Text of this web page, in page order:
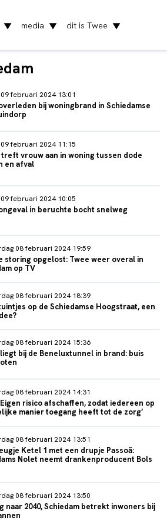
▼ media ▼ dit is Twee ▼
februari 2024 13:01
bij woningbrand in Schiedamse
februari 2024 11:15
vrouw aan in woning tussen dode
en afval
februari 2024 10:05
in beruchte bocht snelweg
08 februari 2024 19:59
storing opgelost: Twee weer overal in
op TV
08 februari 2024 18:39
op de Schiedamse Hoogstraat, een
08 februari 2024 15:36
bij de Beneluxtunnel in brand: buis
08 februari 2024 14:31
risico afschaffen, zodat iedereen op
manier toegang heeft tot de zorg’
08 februari 2024 13:51
Ketel 1 met een drupje Passoã:
Nolet neemt drankenproducent Bols
08 februari 2024 13:50
naar 2040, Schiedam betrekt inwoners bij